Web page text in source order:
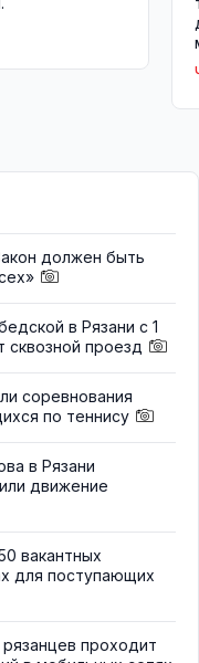
должен быть
в Рязани с 1
сквозной проезд
соревнования
по теннису
в Рязани
движение
вакантных
для поступающих
рязанцев проходит